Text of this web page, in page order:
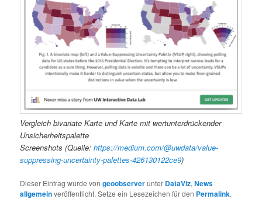
Vergleich bivariate Karte und Karte mit wertunterdrückender
Unsicherheitspalette
Screenshots (Quelle:https://medium.com/@uwdata/value-
suppressing-uncertainty-palettes-426130122ce9)
Dieser Eintrag wurde vongeoobserverunter DataViz,News
allgemeinveröffentlicht. Setze ein Lesezeichen für den Permalink.